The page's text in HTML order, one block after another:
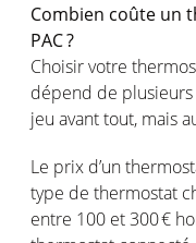
Combien coûte un
PAC ?
Choisirvotre
dépend de plusieurs
jeu avanttout, mais
Le prix d’un
type de thermostat
entre 100 et 300 €